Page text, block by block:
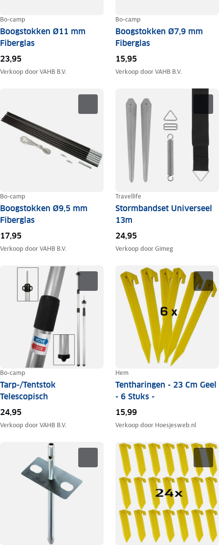
Bo-camp
Boogstokken Ø11 mm
Fiberglas
23,95
Verkoop doorVAHB B.V.
Bo-camp
Boogstokken Ø7,9 mm
Fiberglas
15,95
Verkoop doorVAHB B.V.
Bo-camp
Boogstokken Ø9,5 mm
Fiberglas
17,95
Verkoop doorVAHB B.V.
Travellife
Stormbandset Universeel
13m
24,95
Verkoop doorGimeg
Bo-camp
Tarp-/Tentstok
Telescopisch
24,95
Verkoop doorVAHB B.V.
Hem
Tentharingen - 23 Cm Geel
- 6 Stuks -
15,99
Verkoop door Hoesjesweb.nl